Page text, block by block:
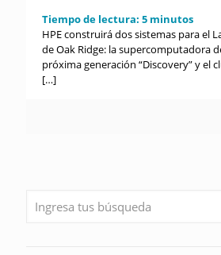
Tiempo de lectura: 5 minutos
HPE construirá dos sistemas para el
de Oak Ridge: la supercomputadora
próxima generación “Discovery” y el
[…]